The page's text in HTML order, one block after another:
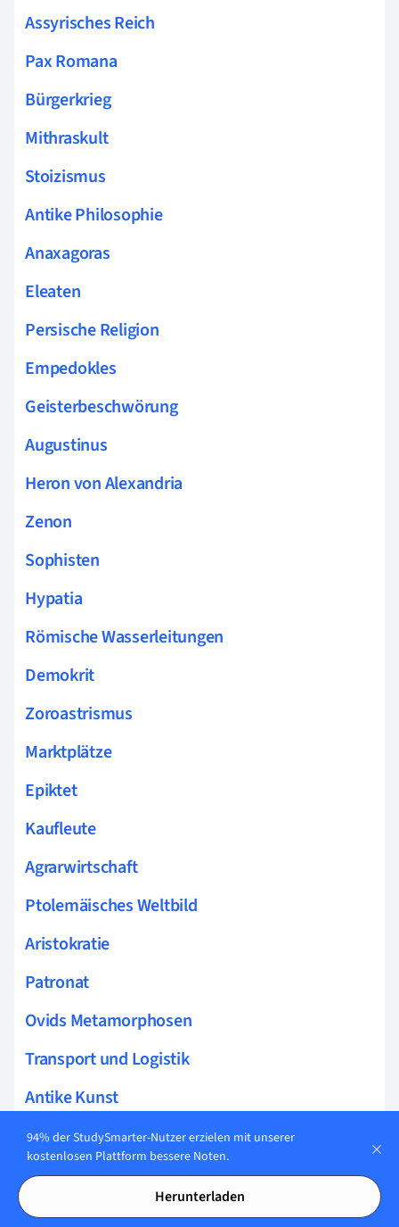
Assyrisches Reich
Pax Romana
Bürgerkrieg
Mithraskult
Stoizismus
Antike Philosophie
Anaxagoras
Eleaten
Persische Religion
Empedokles
Geisterbeschwörung
Augustinus
Heron von Alexandria
Zenon
Sophisten
Hypatia
Römische Wasserleitungen
Demokrit
Zoroastrismus
Marktplätze
Epiktet
Kaufleute
Agrarwirtschaft
Ptolemäisches Weltbild
Aristokratie
Patronat
Ovids Metamorphosen
Transport und Logistik
Antike Kunst
Patriarchat
Geldwechsel
Römisches Theater
94% der StudySmarter-Nutzer erzielen mit unserer
kostenlosen Plattform bessere Noten.
Herunterladen